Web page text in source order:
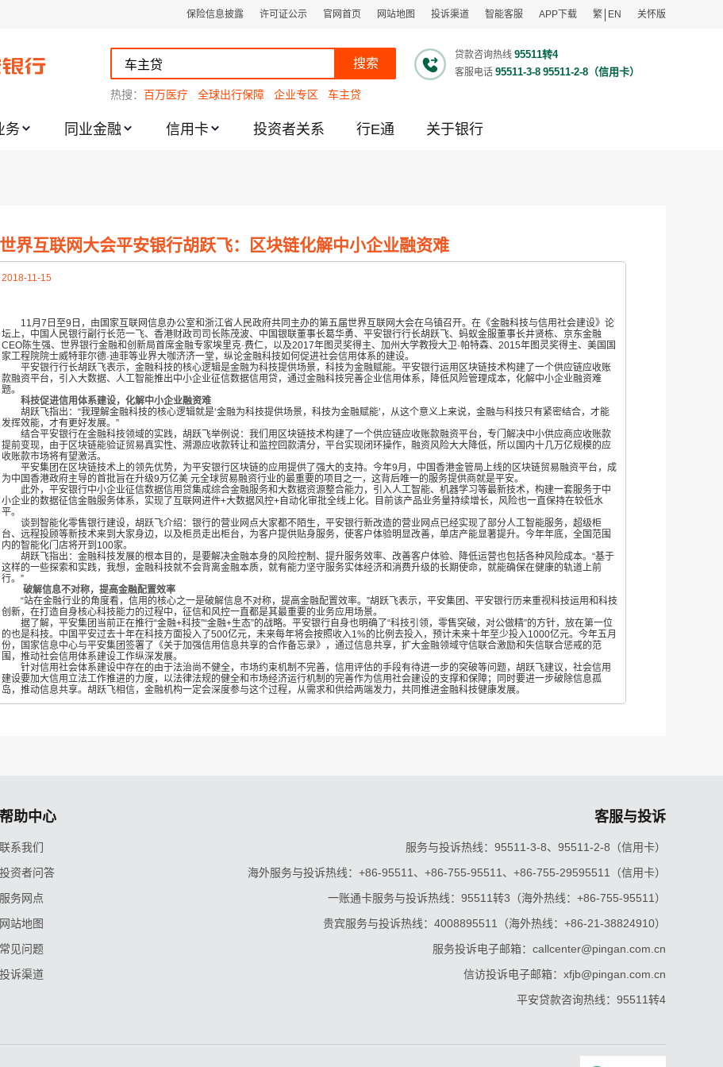
保险信息披露 许可证公示 官网首页 网站地图 投诉渠道 智能客服 APP下载 繁 EN 关怀版
搜索
贷款咨询热线 95511转4
客服电话 95511-3-8 95511-2-8（信用卡）
热搜： 百万医疗 全球出行保障 企业专区 车主贷
务 同业金融 信用卡 投资者关系 行E通 关于银行
世界互联网大会平安银行胡跃飞：区块链化解中小企业融资难
2018-11-15
11月 7日至9日，由国家互联网信息办公室和浙江省人民政府共同主办的第五届世界互联网大会在乌镇召开。在《金融科技与信用社会建设》论
坛上，中国人民银行副行长范一飞、香港财政司司长陈茂波、中国银联董事长葛华勇、平安银行行长胡跃飞、蚂蚁金服董事长井贤栋、京东金融
CEO陈生强、世界银行金融和创新局首席金融专家埃里克·费仁，以及2017年图灵奖得主、加州大学教授大卫·帕特森、2015年图灵奖得主、美国国
家工程院院士威特菲尔德·迪菲等业界大咖济济一堂，纵论金融科技如何促进社会信用体系的建设。
平安银行行长胡跃飞表示，金融科技的核心逻辑是金融为科技提供场景，科技为金融赋能。平安银行运用区块链技术构建了一个供应链应收账
款融资平台，引入大数据、人工智能推出中小企业征信数据信用贷，通过金融科技完善企业信用体系，降低风险管理成本，化解中小企业融资难
题。
科技促进信用体系建设，化解中小企业融资难
胡跃飞指出：“我理解金融科技的核心逻辑就是‘金融为科技提供场景，科技为金融赋能’，从这个意义上来说，金融与科技只有紧密结合，才能
发挥效能，才有更好发展。”
结合平安银行在金融科技领域的实践，胡跃飞举例说：我们用区块链技术构建了一个供应链应收账款融资平台，专门解决中小供应商应收账款
提前变现，由于区块链能验证贸易真实性、溯源应收款转让和监控回款清分，平台实现闭环操作，融资风险大大降低，所以国内十几万亿规模的应
收账款市场将有望激活。
平安集团在区块链技术上的领先优势，为平安银行区块链的应用提供了强大的支持。今年9月，中国香港金管局上线的区块链贸易融资平台，成
为中国香港政府主导的首批旨在升级9万亿美 元全球贸易融资行业的最重要的项目之一，这背后唯一的服务提供商就是平安。
此外，平安银行中小企业征信数据信用贷集成综合金融服务和大数据资源整合能力，引入人工智能、机器学习等最新技术，构建一套服务于中
小企业的数据征信金融服务体系，实现了互联网进件+大数据风控+自动化审批全线上化。目前该产品业务量持续增长，风险也一直保持在较低水
平。
谈到智能化零售银行建设，胡跃飞介绍：银行的营业网点大家都不陌生，平安银行新改造的营业网点已经实现了部分人工智能服务，超级柜
台、远程投顾等新技术来到大家身边，以及柜员走出柜台，为客户提供贴身服务，使客户体验明显改善，单店产能显著提升。今年年底，全国范围
内的智能化门店将开到 100家。
胡跃飞指出：金融科技发展的根本目的，是要解决金融本身的风险控制、提升服务效率、改善客户体验、降低运营也包括各种风险成本。“基于
这样的一些探索和实践，我想，金融科技就不会背离金融本质，就有能力坚守服务实体经济和消费升级的长期使命，就能确保在健康的轨道上前
行。”
破解信息不对称，提高金融配置效率
“站在金融行业的角度看，信用的核心之一是破解信息不对称，提高金融配置效率。”胡跃飞表示，平安集团、平安银行历来重视科技运用和科技
创新，在打造自身核心科技能力的过程中，征信和风控一直都是其最重要的业务应用场景。
据了解，平安集团当前正在推行“金融+科技”“金融+生态”的战略。平安银行自身也明确了“科技引领，零售突破，对公做精”的方针，放在第一位
的也是科技。中国平安过去十年在科技方面投入了500亿元，未来每年将会按照收入1%的比例去投入，预计未来十年至少投入1000亿元。今年五月
份，国家信息中心与平安集团签署了《关于加强信用信息共享的合作备忘录》，通过信息共享，扩大金融领域守信联合激励和失信联合惩戒的范
围，推动社会信用体系建设工作纵深发展。
针对信用社会体系建设中存在的由于法治尚不健全，市场约束机制不完善，信用评估的手段有待进一步的突破等问题，胡跃飞建议，社会信用
建设要加大信用立法工作推进的力度，以法律法规的健全和市场经济运行机制的完善作为信用社会建设的支撑和保障；同时要进一步破除信息孤
岛，推动信息共享。胡跃飞相信，金融机构一定会深度参与这个过程，从需求和供给两端发力，共同推进金融科技健康发展。
帮助中心
联系我们
投资者问答
服务网点
网站地图
常见问题
投诉渠道
客服与投诉
服务与投诉热线：95511-3-8、95511-2-8（信用卡）
海外服务与投诉热线：+86-95511、+86-755-95511、+86-755-29595511（信用卡）
一账通卡服务与投诉热线：95511转3（海外热线：+86-755-95511）
贵宾服务与投诉热线：4008895511（海外热线：+86-21-38824910）
服务投诉电子邮箱：callcenter@pingan.com.cn
信访投诉电子邮箱：xfjb@pingan.com.cn
平安贷款咨询热线：95511转4